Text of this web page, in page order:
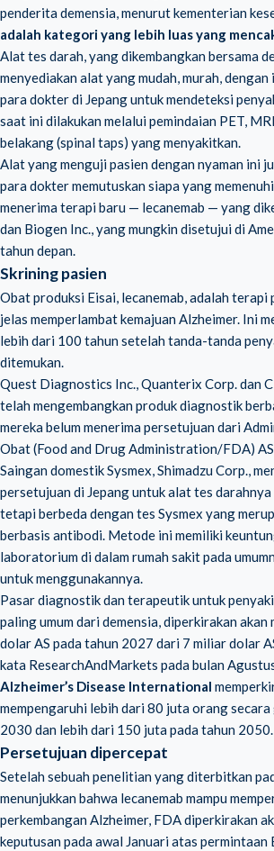
penderita demensia, menurut kementerian
adalah kategori yang lebih luas yang
Alat tes darah, yang dikembangkan bersama
menyediakan alat yang mudah, murah,
para dokter di Jepang untuk mendeteksi
saat ini dilakukan melalui pemindaian PET,
belakang (spinal taps) yang menyakitkan.
Alat yang menguji pasien dengan nyaman ini
para dokter memutuskan siapa yang
menerima terapi baru — lecanemab — yang
dan Biogen Inc., yang mungkin disetujui di
tahun depan.
Skrining pasien
Obat produksi Eisai, lecanemab, adalah terapi
jelas memperlambat kemajuan Alzheimer. Ini
lebih dari 100 tahun setelah tanda-tanda
ditemukan.
Quest Diagnostics Inc., Quanterix Corp. dan
telah mengembangkan produk diagnostik
mereka belum menerima persetujuan dari
Obat (Food and Drug Administration/FDA)
Saingan domestik Sysmex, Shimadzu Corp.,
persetujuan di Jepang untuk alat tes
tetapi berbeda dengan tes Sysmex yang
berbasis antibodi. Metode ini memiliki
laboratorium di dalam rumah sakit pada
untuk menggunakannya.
Pasar diagnostik dan terapeutik untuk
paling umum dari demensia, diperkirakan
dolar AS pada tahun 2027 dari 7 miliar dolar
kata ResearchAndMarkets pada bulan
Alzheimer’s Disease International
mempengaruhi lebih dari 80 juta orang
2030 dan lebih dari 150 juta pada tahun 2050.
Persetujuan dipercepat
Setelah sebuah penelitian yang diterbitkan
menunjukkan bahwa lecanemab mampu
perkembangan Alzheimer, FDA diperkirakan
keputusan pada awal Januari atas permintaan